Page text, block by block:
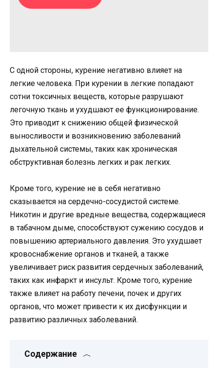
С одной стороны, курение негативно влияет на
легкие человека. При курении в легкие попадают
сотни токсичных веществ, которые разрушают
легочную ткань и ухудшают ее функционирование.
Это приводит к снижению общей физической
выносливости и возникновению заболеваний
дыхательной системы, таких как хроническая
обструктивная болезнь легких и рак легких.
Кроме того, курение не в себя негативно
сказывается на сердечно-сосудистой системе.
Никотин и другие вредные вещества, содержащиеся
в табачном дыме, способствуют сужению сосудов и
повышению артериального давления. Это ухудшает
кровоснабжение органов и тканей, а также
увеличивает риск развития сердечных заболеваний,
таких как инфаркт и инсульт. Кроме того, курение
также влияет на работу печени, почек и других
органов, что может привести к их дисфункции и
развитию различных заболеваний.
Содержание